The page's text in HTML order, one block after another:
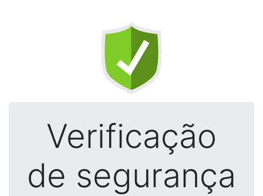
Verificação
de segurança